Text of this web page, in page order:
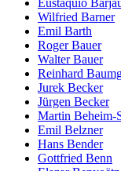
Wilfried Barner
Emil Barth
Roger Bauer
Walter Bauer
Reinhard
Jurek Becker
Jürgen Becker
Martin Beheim-
Emil Belzner
Hans Bender
Gottfried Benn